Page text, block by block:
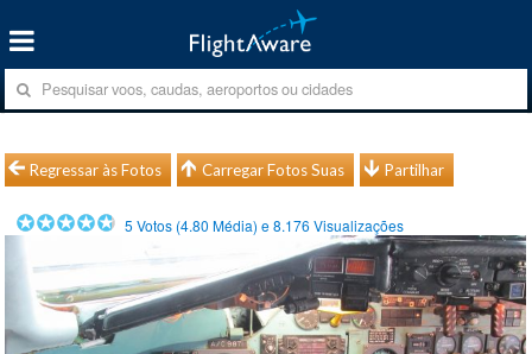
Regressar às Fotos Carregar Fotos Suas Partilhar
5 Votos (4.80 Média) e8.176 Visualizações